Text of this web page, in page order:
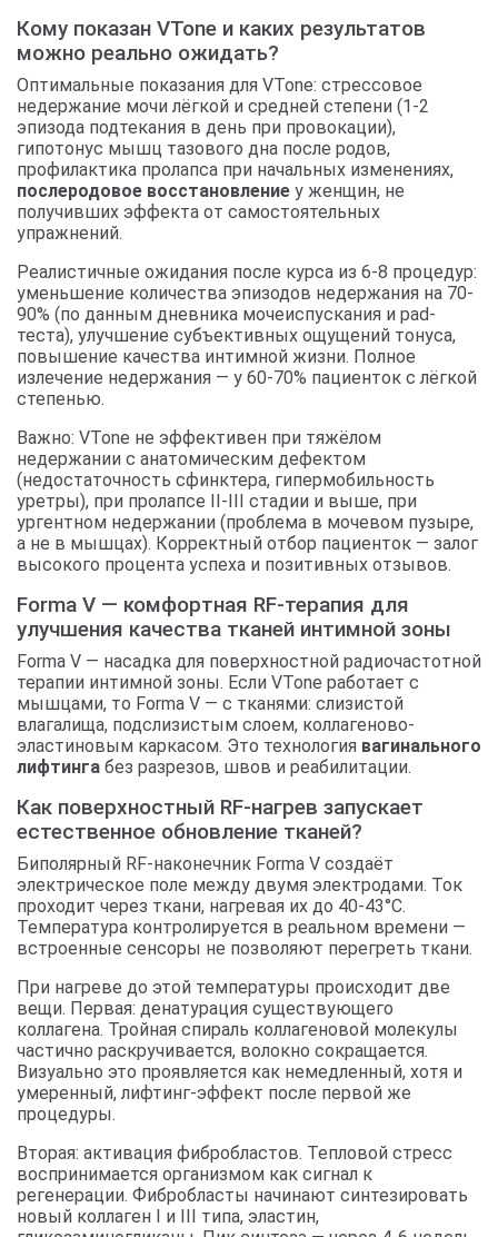
Кому показан VTone и каких результатов
можно реально ожидать?
Оптимальные показания для VTone: стрессовое
недержание мочи лёгкой и средней степени (1-2
эпизода подтекания в день при провокации),
гипотонус мышц тазового дна после родов,
профилактика пролапса при начальных изменениях,
послеродовое восстановление у женщин, не
получивших эффекта от самостоятельных
упражнений.
Реалистичные ожидания после курса из 6-8 процедур:
уменьшение количества эпизодов недержания на 70-
90% (по данным дневника мочеиспускания и pad-
теста), улучшение субъективных ощущений тонуса,
повышение качества интимной жизни. Полное
излечение недержания — у 60-70% пациенток с лёгкой
степенью.
Важно: VTone не эффективен при тяжёлом
недержании с анатомическим дефектом
(недостаточность сфинктера, гипермобильность
уретры), при пролапсе II-III стадии и выше, при
ургентном недержании (проблема в мочевом пузыре,
а не в мышцах). Корректный отбор пациенток — залог
высокого процента успеха и позитивных отзывов.
Forma V — комфортная RF-терапия для
улучшения качества тканей интимной зоны
Forma V — насадка для поверхностной радиочастотной
терапии интимной зоны. Если VTone работает с
мышцами, то Forma V — с тканями: слизистой
влагалища, подслизистым слоем, коллагеново-
эластиновым каркасом. Это технология вагинального
лифтинга без разрезов, швов и реабилитации.
Как поверхностный RF-нагрев запускает
естественное обновление тканей?
Биполярный RF-наконечник Forma V создаёт
электрическое поле между двумя электродами. Ток
проходит через ткани, нагревая их до 40-43°C.
Температура контролируется в реальном времени —
встроенные сенсоры не позволяют перегреть ткани.
При нагреве до этой температуры происходит две
вещи. Первая: денатурация существующего
коллагена. Тройная спираль коллагеновой молекулы
частично раскручивается, волокно сокращается.
Визуально это проявляется как немедленный, хотя и
умеренный, лифтинг-эффект после первой же
процедуры.
Вторая: активация фибробластов. Тепловой стресс
воспринимается организмом как сигнал к
регенерации. Фибробласты начинают синтезировать
новый коллаген I и III типа, эластин,